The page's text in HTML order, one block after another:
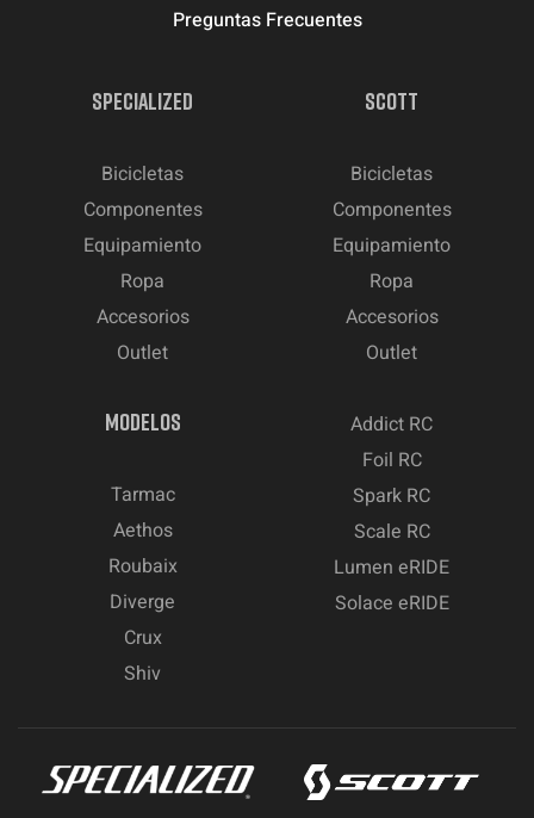
Preguntas Frecuentes
SPECIALIZED
Bicicletas
Componentes
Equipamiento
Ropa
Accesorios
Outlet
SCOTT
Bicicletas
Componentes
Equipamiento
Ropa
Accesorios
Outlet
MODELOS
Tarmac
Aethos
Roubaix
Diverge
Crux
Shiv
Addict RC
Foil RC
Spark RC
Scale RC
Lumen eRIDE
Solace eRIDE